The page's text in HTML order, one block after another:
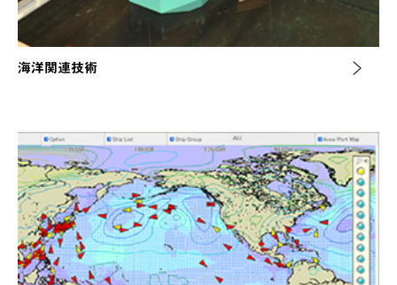
海洋関連技術